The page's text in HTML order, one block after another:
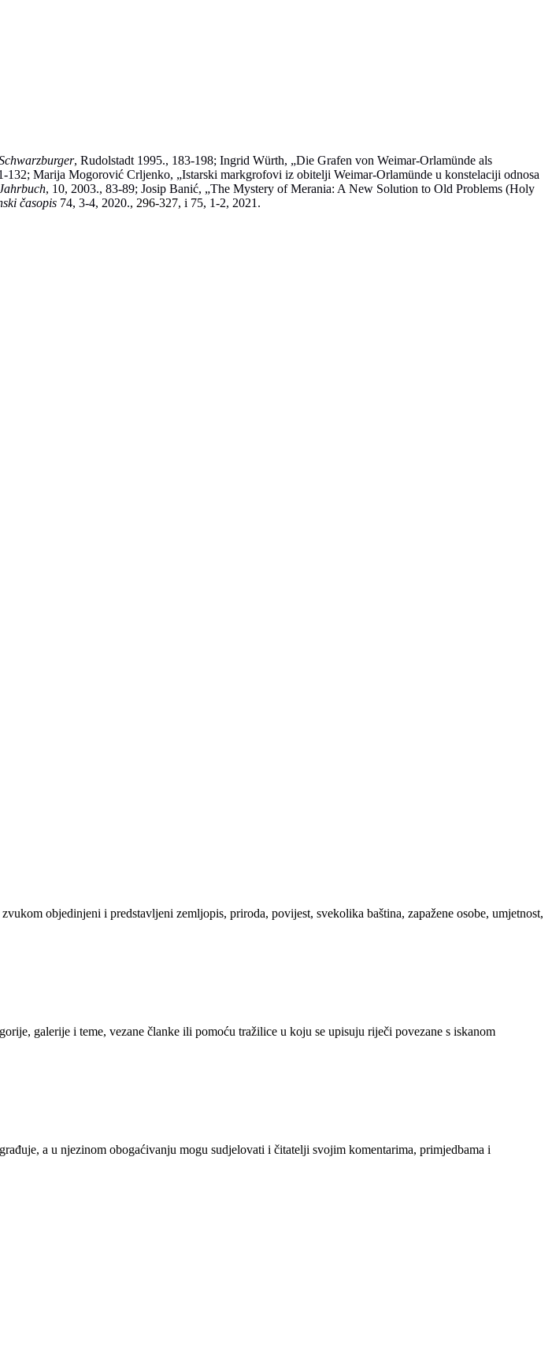
, Rudolstadt 1995., 183-198; Ingrid Würth, „Die Grafen von Weimar-Orlamünde als
132; Marija Mogorović Crljenko, „Istarski markgrofovi iz obitelji Weimar-Orlamünde u konstelaciji odnosa
, 10, 2003., 83-89; Josip Banić, „The Mystery of Merania: A New Solution to Old Problems (Holy
časopis 74, 3-4, 2020., 296-327, i 75, 1-2, 2021.
objedinjeni i predstavljeni zemljopis, priroda, povijest, svekolika baština, zapažene osobe, umjetnost,
galerije i teme, vezane članke ili pomoću tražilice u koju se upisuju riječi povezane s iskanom
a u njezinom obogaćivanju mogu sudjelovati i čitatelji svojim komentarima, primjedbama i